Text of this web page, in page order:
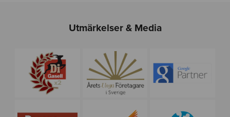
Utmärkelser & Media